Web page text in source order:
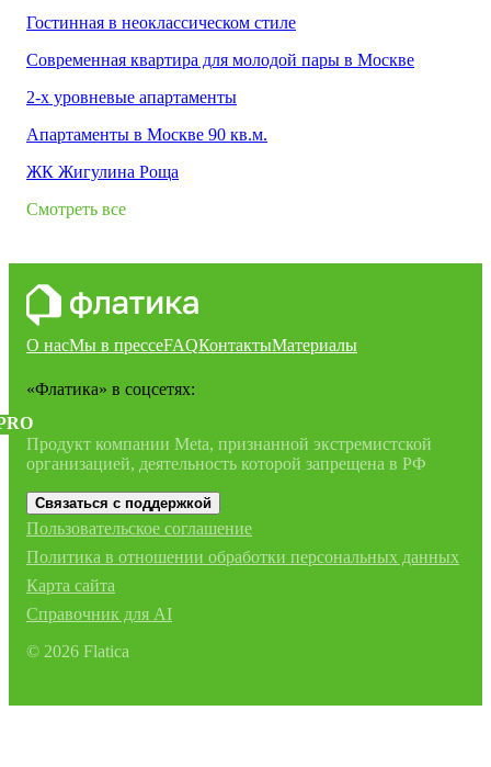
Гостинная в неоклассическом стиле
Современная квартира для молодой пары в Москве
2-х уровневые апартаменты
Апартаменты в Москве 90 кв.м.
ЖК Жигулина Роща
Смотреть все
О насМы в прессеFAQКонтактыМатериалы
«Флатика» в соцсетях:
Продукт компании Meta, признанной экстремистской
организацией, деятельность которой запрещена в РФ
Связаться с поддержкой
Пользовательское соглашение
Политика в отношении обработки персональных данных
Карта сайта
Справочник для AI
© 2026 Flatica